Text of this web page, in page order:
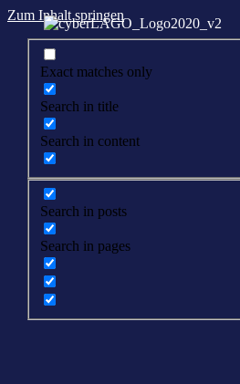
Zum Inhalt springen
Exact matches only
Search in title
Search in content
Search in posts
Search in pages